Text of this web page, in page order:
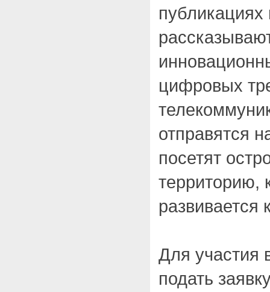
цифровых
отправятся
посетят
территорию,
развивается
Для участия
подать